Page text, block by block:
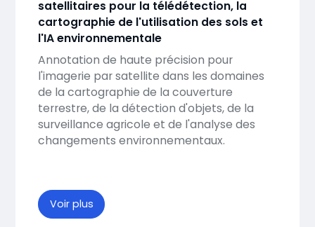
satellitaires pour la télédétection, la
cartographie de l'utilisation des sols et
l'IA environnementale
Annotation de haute précision pour
l'imagerie par satellite dans les domaines
de la cartographie de la couverture
terrestre, de la détection d'objets, de la
surveillance agricole et de l'analyse des
changements environnementaux.
Voir plus